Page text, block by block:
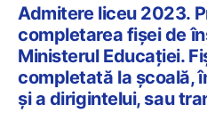
Admitere liceu 2023.
completarea fișei de
Ministerul Educației.
completată la școală,
și a dirigintelui, sau